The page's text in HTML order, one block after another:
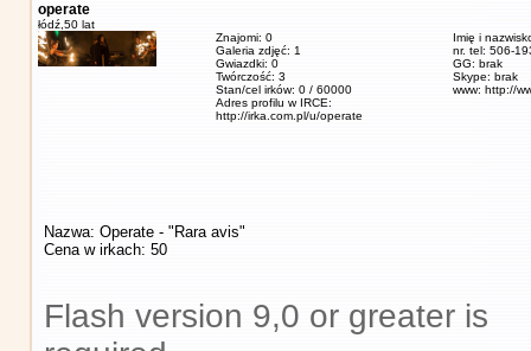
operate
łódź, 50 lat
Znajomi: 0
Galeria zdjęć: 1
Gwiazdki: 0
Twórczość: 3
Stan/cel irków: 0 / 60000
Adres profilu w IRCE:
http://irka.com.pl/u/operate
Imię i
nr. tel: 506-
GG: brak
Skype: brak
www: http://
Nazwa: Operate - "Rara avis"
Cena w irkach: 50
Flash version 9,0 or greater is